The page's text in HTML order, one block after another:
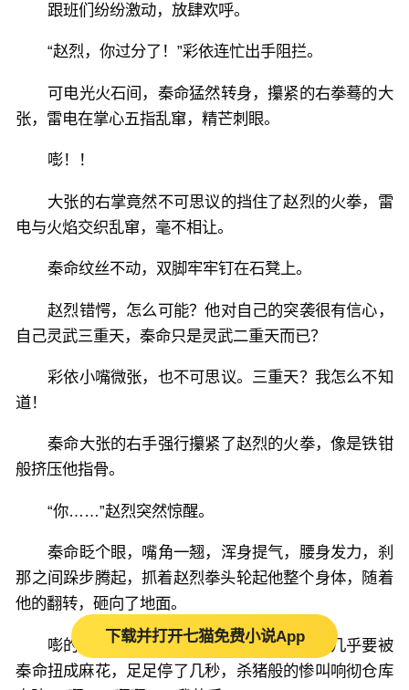
跟班们纷纷激动，放肆欢呼。
“赵烈，你过分了！”彩依连忙出手阻拦。
可电光火石间，秦命猛然转身，攥紧的右拳蓦的大
张，雷电在掌心五指乱窜，精芒刺眼。
嘭！！
大张的右掌竟然不可思议的挡住了赵烈的火拳，雷
电与火焰交织乱窜，毫不相让。
秦命纹丝不动，双脚牢牢钉在石凳上。
赵烈错愕，怎么可能？他对自己的突袭很有信心，
自己灵武三重天，秦命只是灵武二重天而已？
彩依小嘴微张，也不可思议。三重天？我怎么不知
道！
秦命大张的右手强行攥紧了赵烈的火拳，像是铁钳
般挤压他指骨。
“你……”赵烈突然惊醒。
秦命眨个眼，嘴角一翘，浑身提气，腰身发力，刹
那之间跺步腾起，抓着赵烈拳头轮起他整个身体，随着
他的翻转，砸向了地面。
嘭的声巨响，赵烈整个人贴在地上，手臂几乎要被
秦命扭成麻花，足足停了几秒，杀猪般的惨叫响彻仓库
下载并打开七猫免费小说App